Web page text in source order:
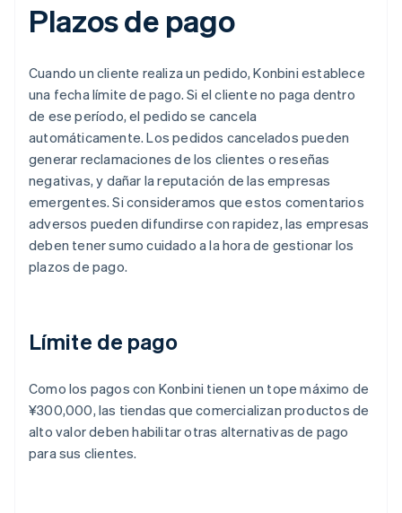
Plazos de pago
Cuando un cliente realiza un pedido, Konbini establece
una fecha límite de pago. Si el cliente no paga dentro
de ese período, el pedido se cancela
automáticamente. Los pedidos cancelados pueden
generar reclamaciones de los clientes o reseñas
negativas, y dañar la reputación de las empresas
emergentes. Si consideramos que estos comentarios
adversos pueden difundirse con rapidez, las empresas
deben tener sumo cuidado a la hora de gestionar los
plazos de pago.
Límite de pago
Como los pagos con Konbini tienen un tope máximo de
¥300,000, las tiendas que comercializan productos de
alto valor deben habilitar otras alternativas de pago
para sus clientes.